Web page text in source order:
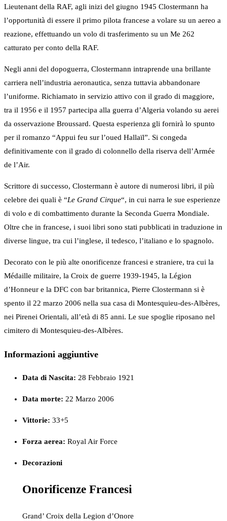
Lieutenant della RAF, agli inizi del giugno 1945 Clostermann ha
l’opportunità di essere il primo pilota francese a volare su un aereo a
reazione, effettuando un volo di trasferimento su un Me 262
catturato per conto della RAF.
Negli anni del dopoguerra, Clostermann intraprende una brillante
carriera nell’industria aeronautica, senza tuttavia abbandonare
l’uniforme. Richiamato in servizio attivo con il grado di maggiore,
tra il 1956 e il 1957 partecipa alla guerra d’Algeria volando su aerei
da osservazione Broussard. Questa esperienza gli fornirà lo spunto
per il romanzo “Appui feu sur l’oued Hallaïl”. Si congeda
definitivamente con il grado di colonnello della riserva dell’Armée
de l’Air.
Scrittore di successo, Clostermann è autore di numerosi libri, il più
celebre dei quali è “Le Grand Cirque“, in cui narra le sue esperienze
di volo e di combattimento durante la Seconda Guerra Mondiale.
Oltre che in francese, i suoi libri sono stati pubblicati in traduzione in
diverse lingue, tra cui l’inglese, il tedesco, l’italiano e lo spagnolo.
Decorato con le più alte onorificenze francesi e straniere, tra cui la
Médaille militaire, la Croix de guerre 1939-1945, la Légion
d’Honneur e la DFC con bar britannica, Pierre Clostermann si è
spento il 22 marzo 2006 nella sua casa di Montesquieu-des-Albères,
nei Pirenei Orientali, all’età di 85 anni. Le sue spoglie riposano nel
cimitero di Montesquieu-des-Albères.
Informazioni aggiuntive
Data di Nascita: 28 Febbraio 1921
Data morte: 22 Marzo 2006
Vittorie: 33+5
Forza aerea: Royal Air Force
Decorazioni
Onorificenze Francesi
Grand’ Croix della Legion d’Onore